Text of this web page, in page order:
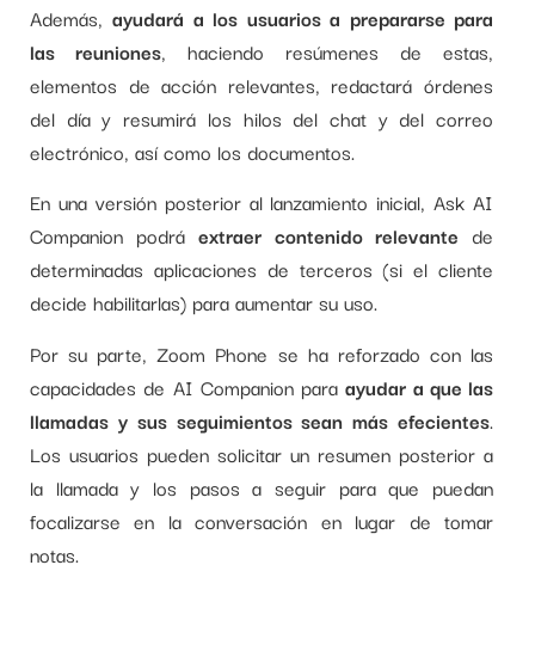
Además,ayudará a los usuarios a prepararse para
las reuniones, haciendo resúmenes de estas,
elementos de acción relevantes, redactará órdenes
del día y resumirá los hilos del chat y del correo
electrónico, así como los documentos.
En una versión posterior al lanzamiento inicial, Ask AI
Companion podráextraer contenido relevante de
determinadas aplicaciones de terceros (si el cliente
decide habilitarlas) para aumentar su uso.
Por su parte, Zoom Phone se ha reforzado con las
capacidades de AI Companion paraayudar a que las
llamadas y sus seguimientos sean más efecientes.
Los usuarios pueden solicitar un resumen posterior a
la llamada y los pasos a seguir para que puedan
focalizarse en la conversación en lugar de tomar
notas.